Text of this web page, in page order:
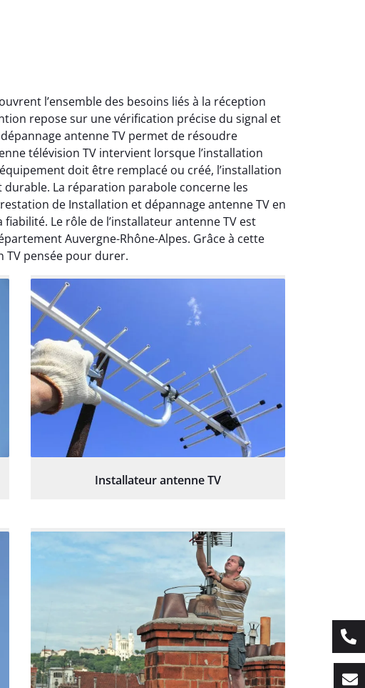
l’ensemble des besoins liés à la réception
repose sur une vérification précise du signal et
antenne TV permet de résoudre
télévision TV intervient lorsque l’installation
doit être remplacé ou créé, l’installation
durable. La réparation parabole concerne les
de Installation et dépannage antenne TV en
Le rôle de l’installateur antenne TV est
Auvergne-Rhône-Alpes. Grâce à cette
TV pensée pour durer.
Installateur antenne TV